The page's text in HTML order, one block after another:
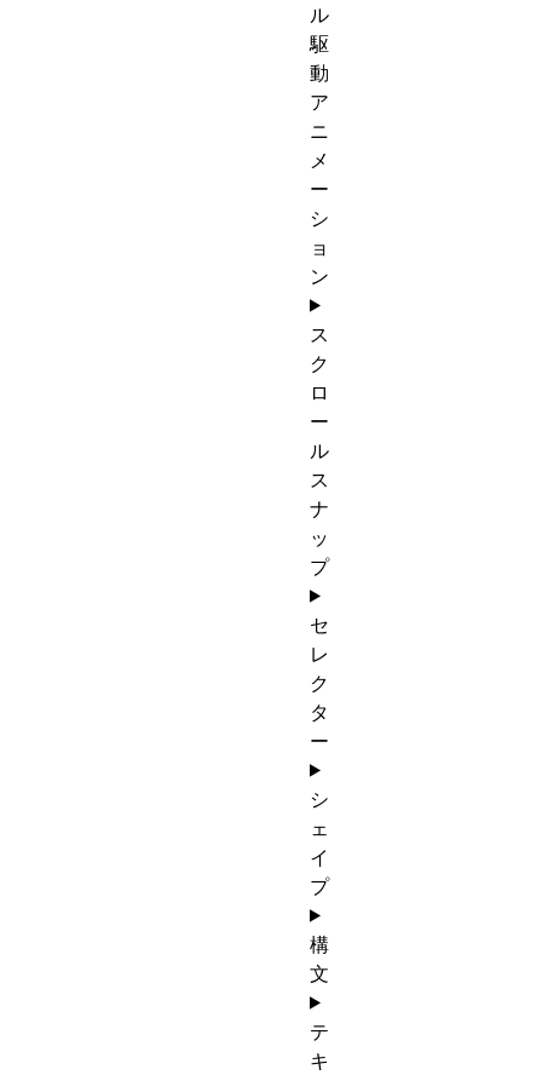
ル
駆
動
ア
ニ
メ
ー
シ
ョ
ン
ス
ク
ロ
ー
ル
ス
ナ
ッ
プ
セ
レ
ク
タ
ー
シ
ェ
イ
プ
構
文
テ
キ